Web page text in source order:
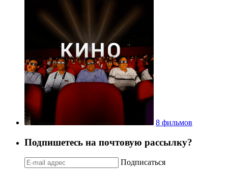
8 фильмов
Подпишетесь на почтовую рассылку?
Подписаться